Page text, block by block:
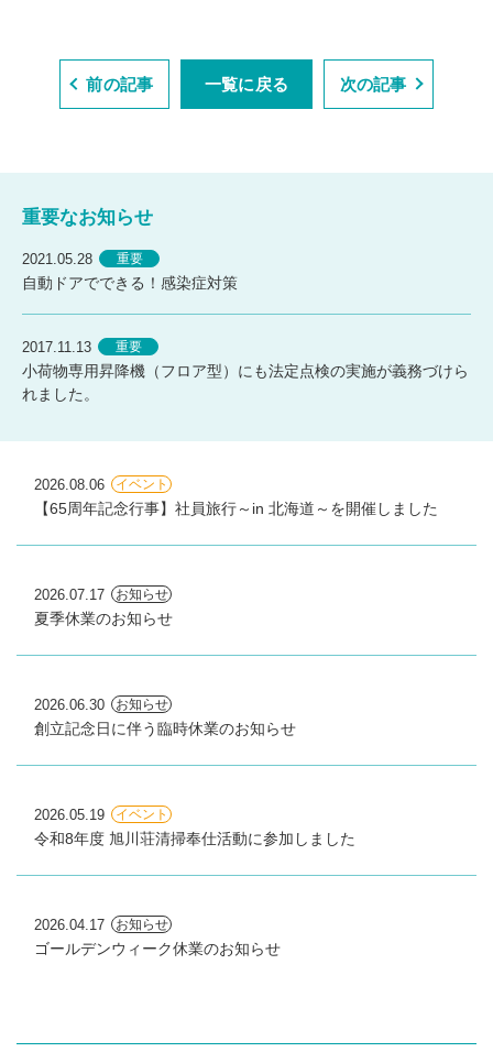
前の記事 一覧に戻る 次の記事
重要なお知らせ
2021.05.28 重要
自動ドアでできる！感染症対策
2017.11.13 重要
小荷物専用昇降機（フロア型）にも法定点検の実施が義務づけら
れました。
2026.08.06 イベント
【65周年記念行事】社員旅行～in 北海道～を開催しました
2026.07.17 お知らせ
夏季休業のお知らせ
2026.06.30 お知らせ
創立記念日に伴う臨時休業のお知らせ
2026.05.19 イベント
令和8年度 旭川荘清掃奉仕活動に参加しました
2026.04.17 お知らせ
ゴールデンウィーク休業のお知らせ